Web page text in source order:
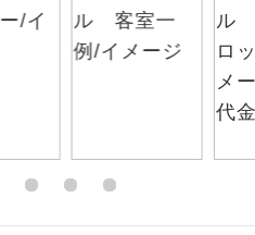
食事が付いていますので、お食
はいりません。（機内食を除
てゆっくりとお召し上がりいた
を気にせず、ガイドさんの説明
のお申し込みはでき